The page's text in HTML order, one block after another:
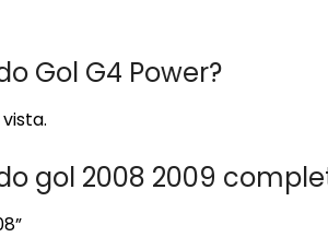
Gol G4 Power?
gol 2008 2009